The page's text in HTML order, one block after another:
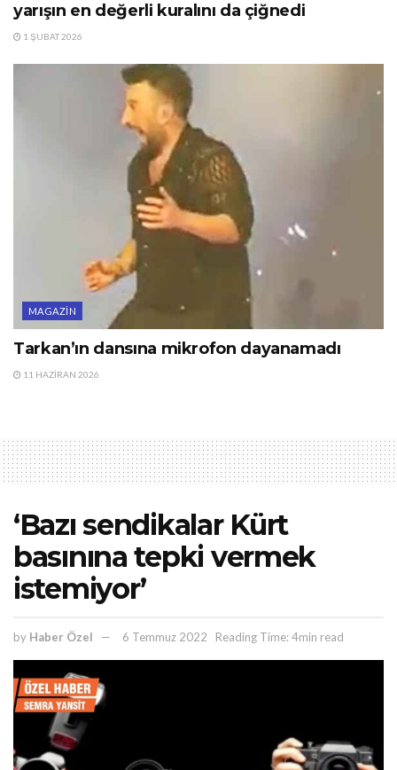
yarışın en değerli kuralını da çiğnedi
1 ŞUBAT 2026
MAGAZIN
Tarkan’ın dansına mikrofon dayanamadı
11 HAZIRAN 2026
‘Bazı sendikalar Kürt
basınına tepki vermek
istemiyor’
by Haber Özel 6 Temmuz 2022 Reading Time: 4min read